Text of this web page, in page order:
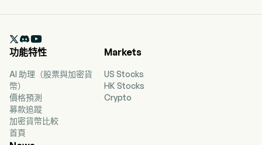

功能特性
AI 助理（股票與加密貨
幣）
價格預測
募款追蹤
加密貨幣比較
首頁
Markets
US Stocks
HK Stocks
Crypto